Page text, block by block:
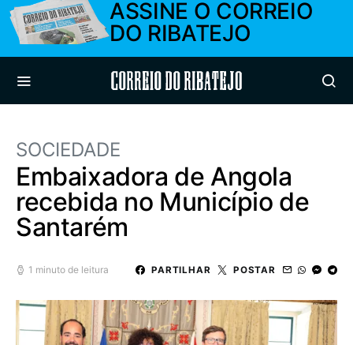
ASSINE O CORREIO
DO RIBATEJO
Correio do Ribatejo
SOCIEDADE
Embaixadora de Angola
recebida no Município de
Santarém
1 minuto de leitura PARTILHAR POSTAR